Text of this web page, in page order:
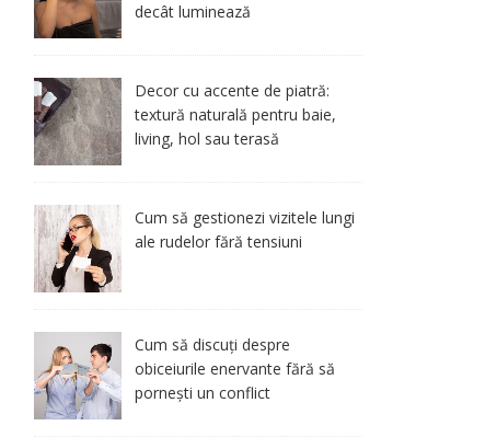
decât luminează
Decor cu accente de piatră:
textură naturală pentru baie,
living, hol sau terasă
Cum să gestionezi vizitele lungi
ale rudelor fără tensiuni
Cum să discuți despre
obiceiurile enervante fără să
pornești un conflict